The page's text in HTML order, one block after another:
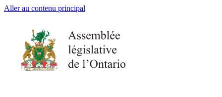
Aller au contenu principal